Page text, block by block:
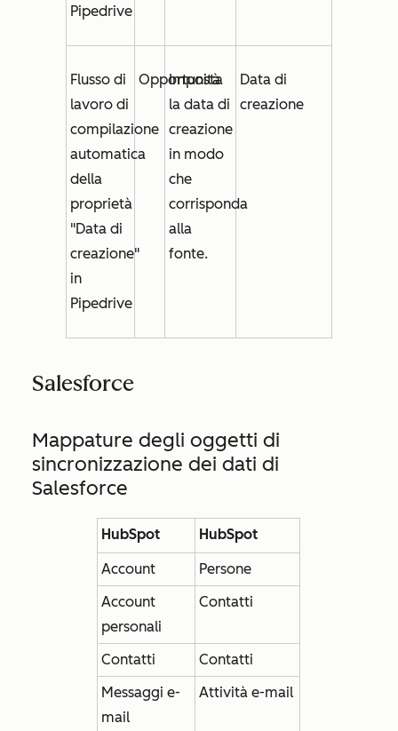
Pipedrive
Flusso di
lavoro di
compilazione
automatica
della
proprietà
"Data di
creazione"
in
Pipedrive
Opportunità
Imposta
la data di
creazione
in modo
che
corrisponda
alla
fonte.
Data di
creazione
Salesforce
Mappature degli oggetti di
sincronizzazione dei dati di
Salesforce
HubSpot HubSpot
Account
Persone
Account
personali
Contatti
Contatti
Contatti
Messaggi e-
mail
Attività e-mail